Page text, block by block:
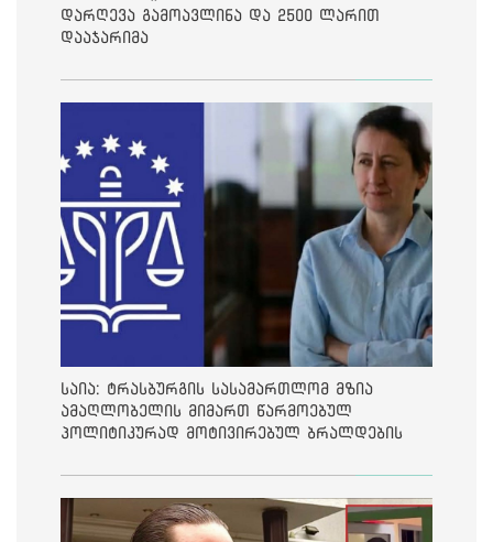
დარღევა გამოავლინა და 2500 ლარით
დააჯარიმა
საია: ტრასბურგის სასამართლომ მზია
ამაღლობელის მიმართ წარმოებულ
პოლიტიკურად მოტივირებულ ბრალდების